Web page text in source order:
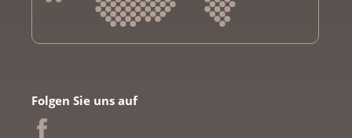
Krebsliga Bern
Krebsliga Freiburg
Folgen Sie uns auf